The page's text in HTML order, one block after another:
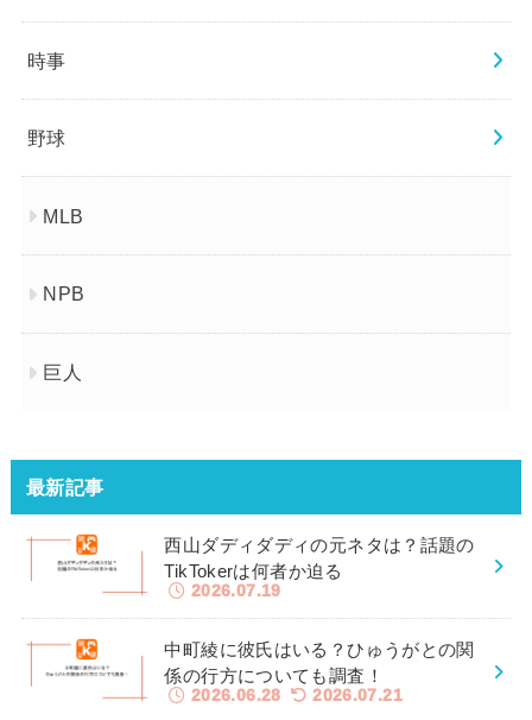
時事
野球
MLB
NPB
巨人
最新記事
西山ダディダディの元ネタは？話題の
TikTokerは何者か迫る
2026.07.19
中町綾に彼氏はいる？ひゅうがとの関
係の行方についても調査！
2026.06.28 2026.07.21